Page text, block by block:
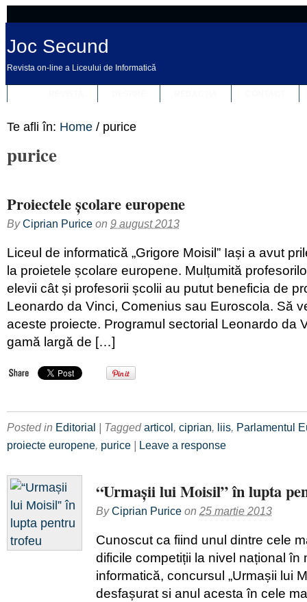
Joc Secund
Revista on-line a Liceului de Informatică
Te afli în: Home / purice
purice
Proiectele școlare europene
ByCiprian Purice on 9 august 2013
Liceul de informatică „Grigore Moisil” Iași a avut
la proietele școlare europene. Mulțumită
elevii cât și profesorii școlii au putut beneficia de
Leonardo da Vinci, Comenius sau Euroscola. Să
aceste proiecte. Programul sectorial Leonardo da
gamă largă de […]
Posted in Editorial | Taggedarticol, ciprian, liis, Parlamentul
proiecte europene, purice | Leave a response
“Urmașii lui Moisil” în lupta
ByCiprian Purice on 25 martie 2013
Cunoscut ca fiind unul dintre cele
dificile competiții la nivel național în
informatică, concursul „Urmașii lui
desfașurat si anul acesta în cele